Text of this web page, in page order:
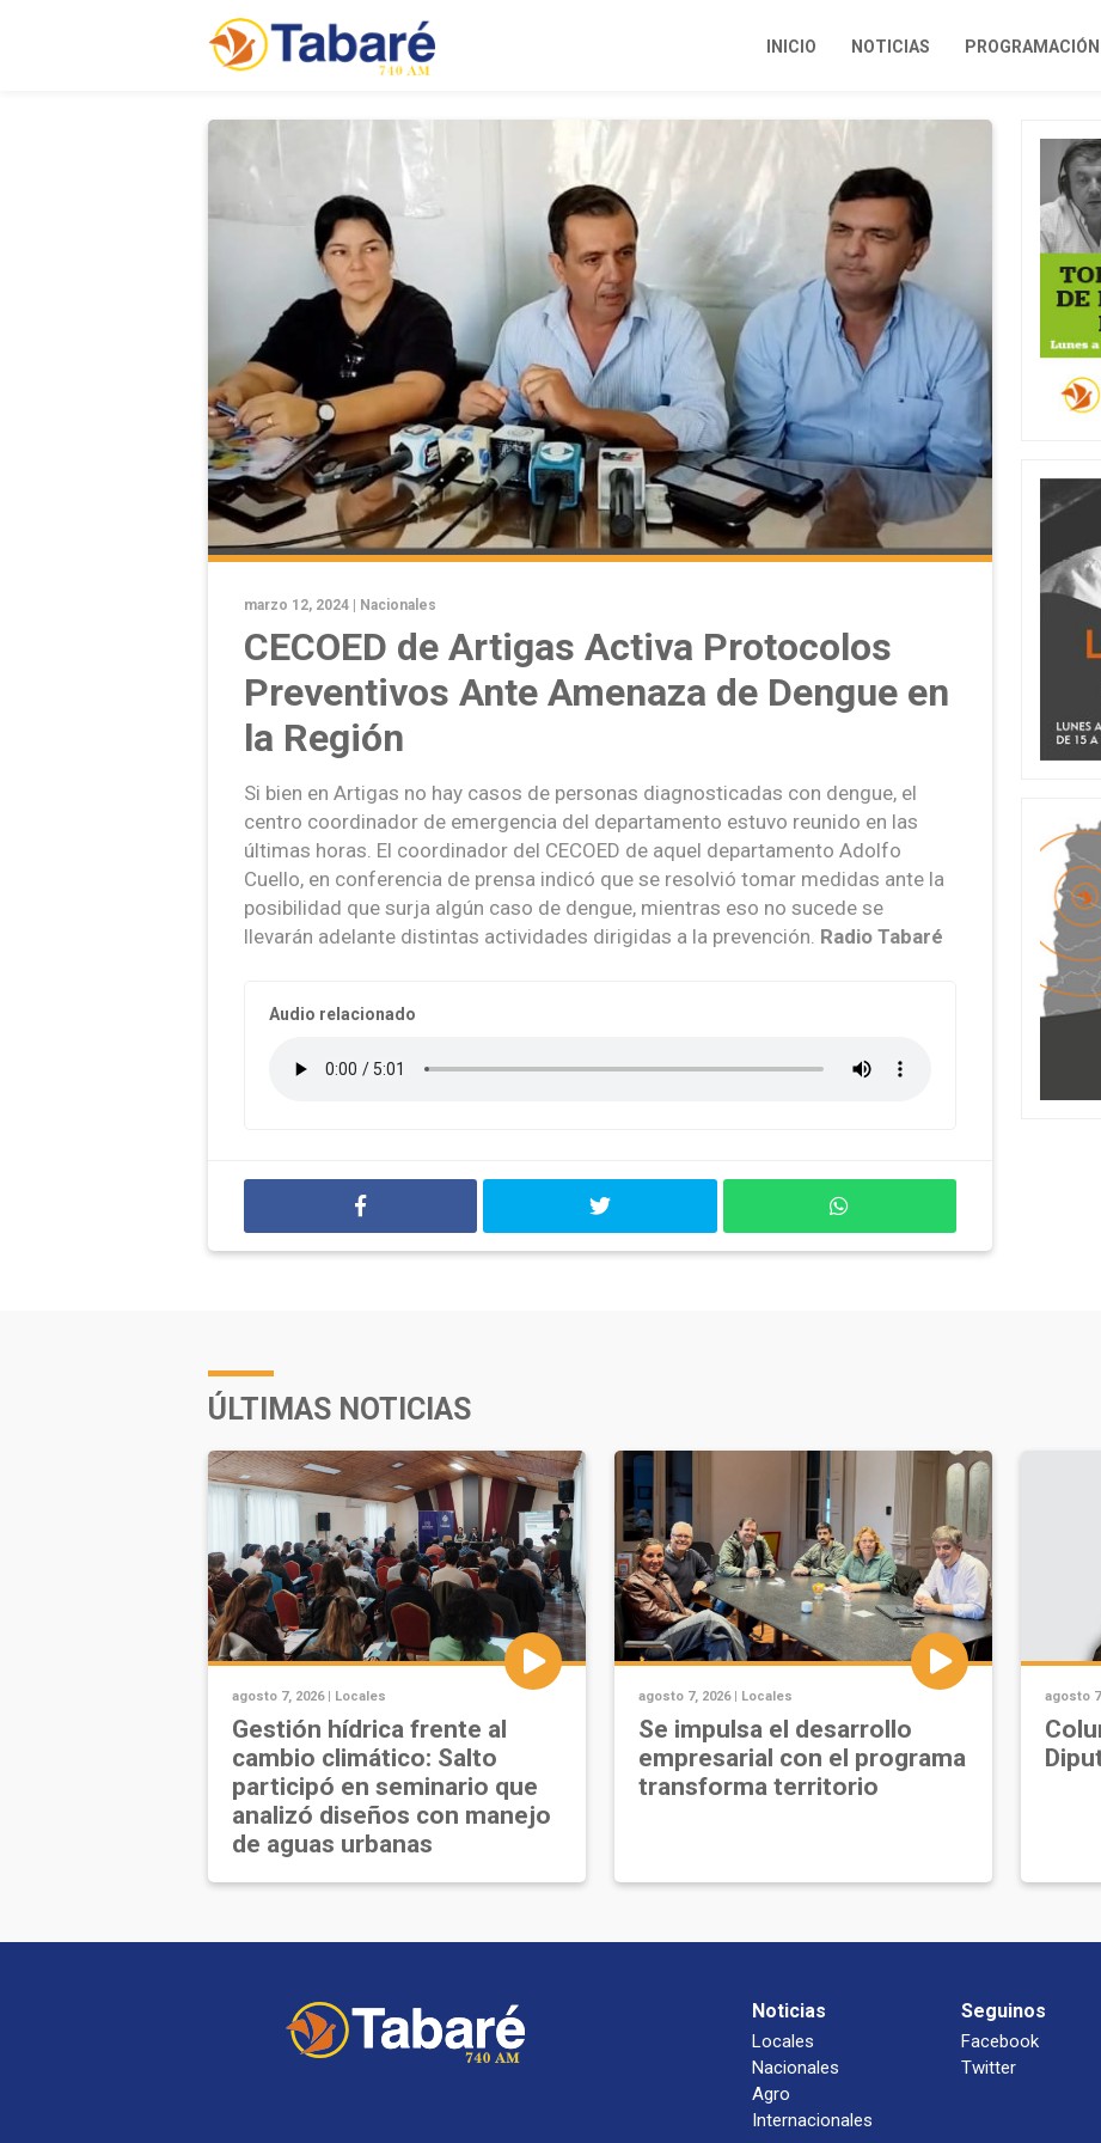
INICIO NOTICIAS
marzo 12, 2024 | Nacionales
CECOED de Artigas Activa Protocolos
Preventivos Ante Amenaza de Dengue en
la Región
Si bien en Artigas no hay casos de personas diagnosticadas con dengue, el
centro coordinador de emergencia del departamento estuvo reunido en las
últimas horas. El coordinador del CECOED de aquel departamento Adolfo
Cuello, en conferencia de prensa indicó que se resolvió tomar medidas ante la
posibilidad que surja algún caso de dengue, mientras eso no sucede se
llevarán adelante distintas actividades dirigidas a la prevención. Radio Tabaré
Audio relacionado
ÚLTIMAS NOTICIAS
agosto 7, 2026 | Locales
Gestión hídrica frente al
cambio climático: Salto
participó en seminario que
analizó diseños con manejo
de aguas urbanas
agosto 7, 2026 | Locales
Se impulsa el desarrollo
empresarial con el programa
transforma territorio
agosto
Noticias
Locales
Nacionales
Agro
Internacionales
Seguinos
Facebook
Twitter